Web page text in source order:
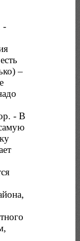
-
–
- В